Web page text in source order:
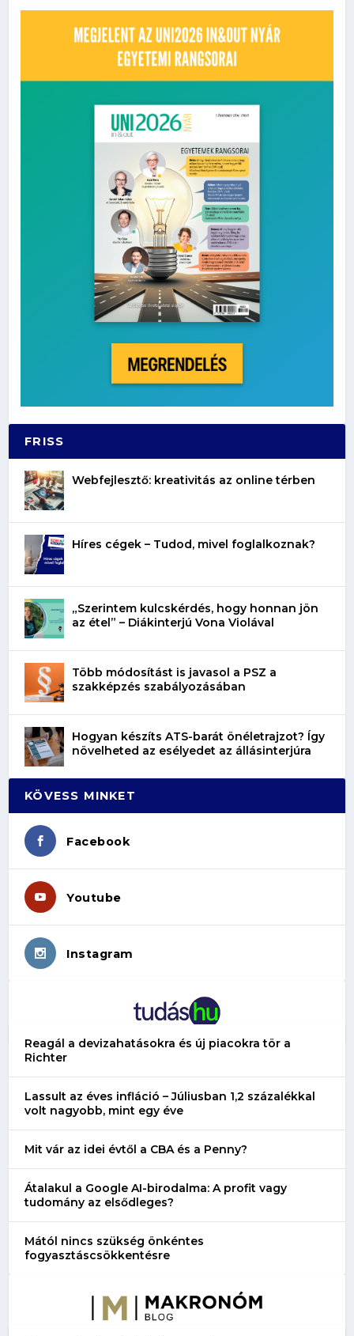
FRISS
Webfejlesztő: kreativitás az online térben
Híres cégek – Tudod, mivel foglalkoznak?
„Szerintem kulcskérdés, hogy honnan jön
az étel” – Diákinterjú Vona Violával
Több módosítást is javasol a PSZ a
szakképzés szabályozásában
Hogyan készíts ATS-barát önéletrajzot? Így
növelheted az esélyedet az állásinterjúra
KÖVESS MINKET
Facebook
Youtube
Instagram
Reagál a devizahatásokra és új piacokra tör a
Richter
Lassult az éves infláció – Júliusban 1,2 százalékkal
volt nagyobb, mint egy éve
Mit vár az idei évtől a CBA és a Penny?
Átalakul a Google AI-birodalma: A profit vagy
tudomány az elsődleges?
Mától nincs szükség önkéntes
fogyasztáscsökkentésre